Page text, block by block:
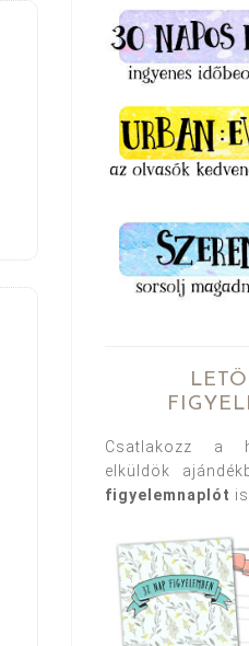
Csatlakozz a
elküldök
figyelemnaplót